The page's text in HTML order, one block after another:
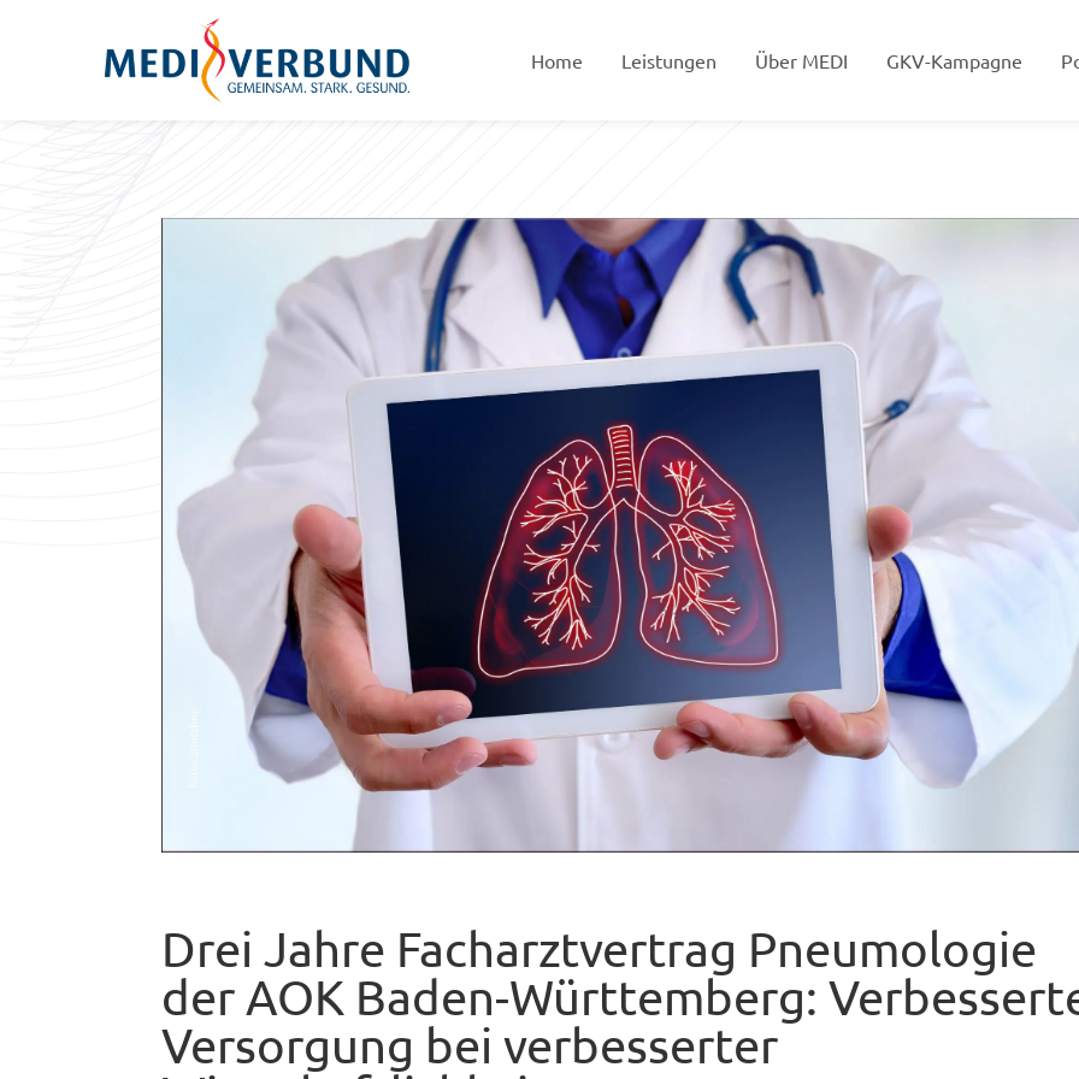
Home Leistungen Über MEDI GKV-Kampagne
Drei Jahre Facharztvertrag Pneumologie
der AOK Baden-Württemberg:
Versorgung bei verbesserter